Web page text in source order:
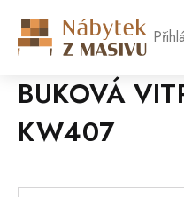
obsah
BUKOVÁ
KW407